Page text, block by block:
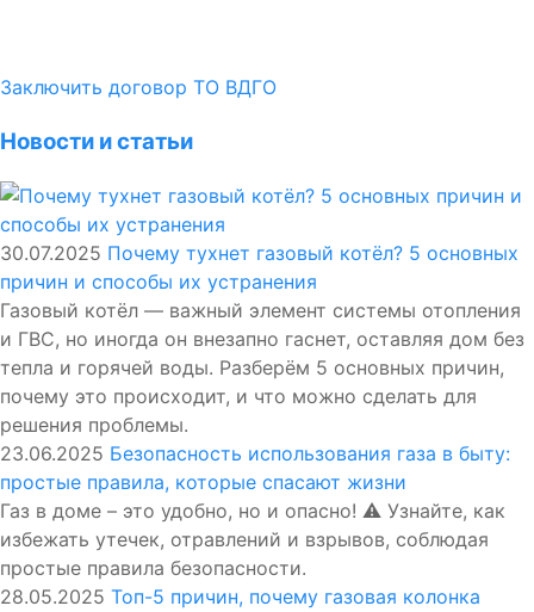
Заключить договор ТО ВДГО
Новости и статьи
30.07.2025 Почему тухнет газовый котёл? 5 основных
причин и способы их устранения
Газовый котёл — важный элемент системы отопления
и ГВС, но иногда он внезапно гаснет, оставляя дом без
тепла и горячей воды. Разберём 5 основных причин,
почему это происходит, и что можно сделать для
решения проблемы.
23.06.2025 Безопасность использования газа в быту:
простые правила, которые спасают жизни
Газ в доме – это удобно, но и опасно! ⚠️ Узнайте, как
избежать утечек, отравлений и взрывов, соблюдая
простые правила безопасности.
28.05.2025 Топ-5 причин, почему газовая колонка